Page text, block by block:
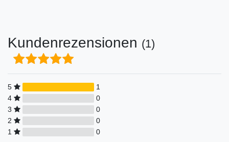
Kundenrezensionen (1)
5
1
4
0
3
0
2
0
1
0